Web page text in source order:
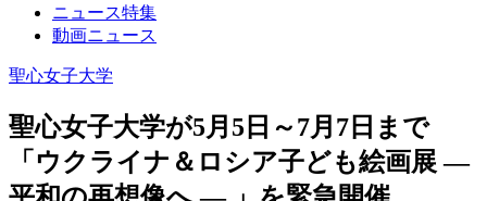
ニュース特集
動画ニュース
聖心女子大学
聖心女子大学が5月5日～7月7日まで
「ウクライナ＆ロシア子ども絵画展 —